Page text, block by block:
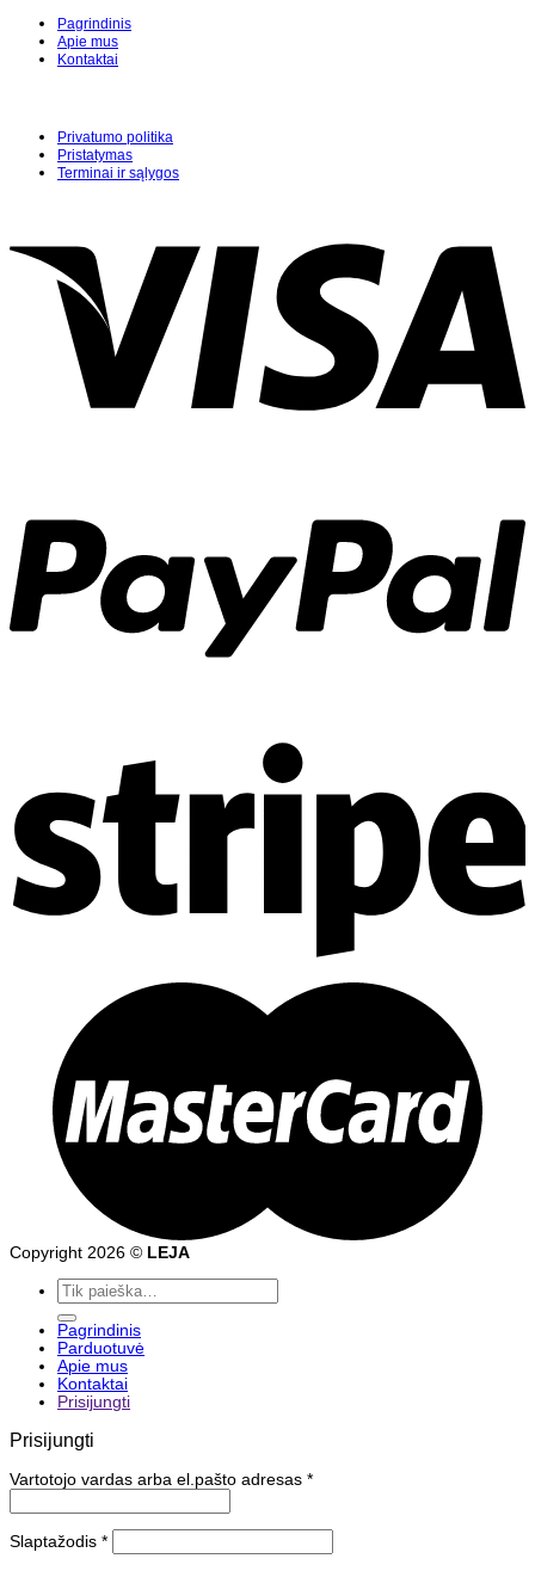
Pagrindinis
Apie mus
Kontaktai
Privatumo politika
Pristatymas
Terminai ir sąlygos
Copyright 2026 © LEJA
Ieškoti:
Pagrindinis
Parduotuvė
Apie mus
Kontaktai
Prisijungti
Prisijungti
Vartotojo vardas arba el.pašto adresas *
Slaptažodis *